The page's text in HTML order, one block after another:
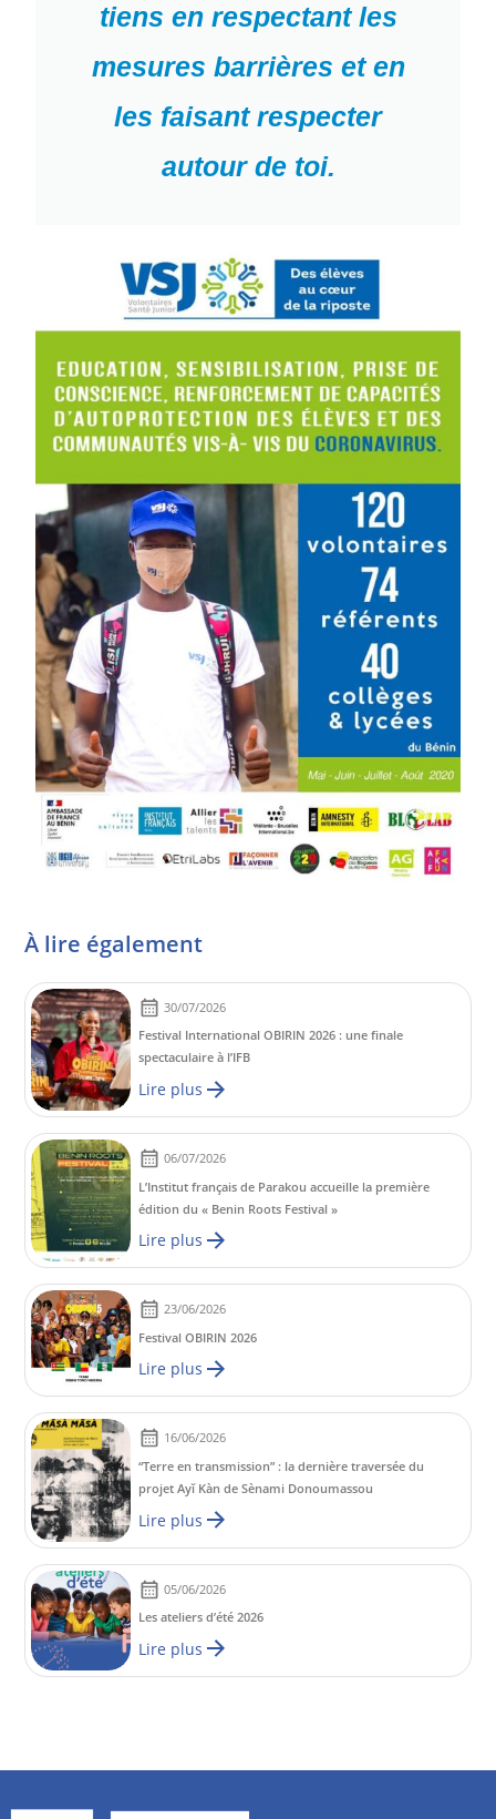
tiens en respectant les
mesures barrières et en
les faisant respecter
autour de toi.
À lire également
30/07/2026
Festival International OBIRIN 2026 : une finale
spectaculaire à l’IFB
Lire plus
06/07/2026
L’Institut français de Parakou accueille la première
édition du « Benin Roots Festival »
Lire plus
23/06/2026
Festival OBIRIN 2026
Lire plus
16/06/2026
“Terre en transmission” : la dernière traversée du
projet Ayĭ Kàn de Sènami Donoumassou
Lire plus
05/06/2026
Les ateliers d’été 2026
Lire plus